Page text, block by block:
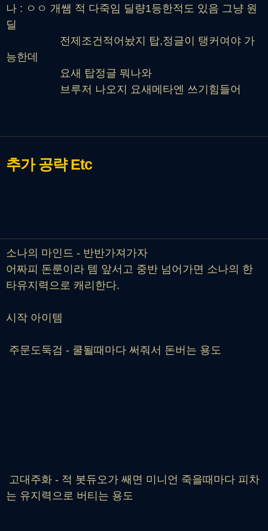
나 : ㅇㅇ 개쌤 적 다죽임 딜량1등한적도 있음 그냥 원
딜
전제조건적어놨지 탑,정글이 탱커여야 가
능한데
요새 탑정글 뭐나와
브루저 나오지 요새메타엔 쓰기힘들어
추가 공략Etc
소나의 마인드 - 반반가져가자
어짜피 돈룬이라 템 앞서고 중반 넘어가면 소나의 한
타유지력으로 캐리한다.
시작 아이템
주문도둑검 - 쿨될때마다 써줘서 돈버는 용도
고대주화 - 적 봇듀오가 쌔면 미니언 죽을때마다 피차
는 유지력으로 버티는 용도